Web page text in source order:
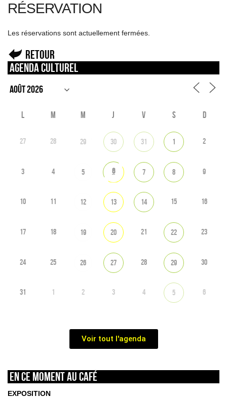
RÉSERVATION
Les réservations sont actuellement fermées.
Retour
Agenda culturel
L M M J V S D
27 28 29 30 31 1 2
3 4 5 6 7 8 9
10 11 12 13 14 15 16
17 18 19 20 21 22 23
24 25 26 27 28 29 30
31 1 2 3 4 5 6
Voir tout l'agenda
En ce moment au café
EXPOSITION